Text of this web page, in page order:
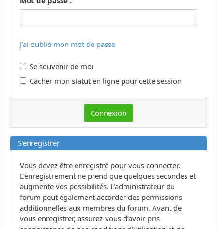
J’ai oublié mon mot de passe
Se souvenir de moi
Cacher mon statut en ligne pour cette session
S’enregistrer
Vous devez être enregistré pour vous connecter.
L’enregistrement ne prend que quelques secondes et
augmente vos possibilités. L’administrateur du
forum peut également accorder des permissions
additionnelles aux membres du forum. Avant de
vous enregistrer, assurez-vous d’avoir pris